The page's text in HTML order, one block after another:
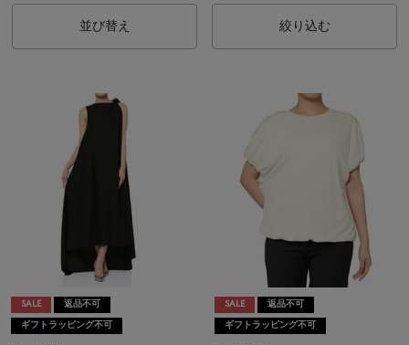
並び替え 絞り込む
SALE 返品不可
ギフトラッピング不可
SALE 返品不可
ギフトラッピング不可